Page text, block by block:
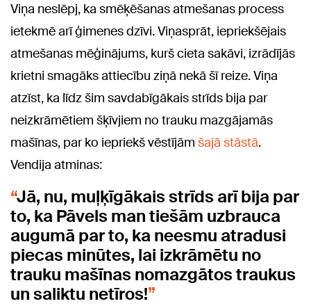
Viņa neslēpj, ka smēķēšanas atmešanas process
ietekmē arī ģimenes dzīvi. Viņasprāt, iepriekšējais
atmešanas mēģinājums, kurš cieta sakāvi, izrādījās
krietni smagāks attiecību ziņā nekā šī reize. Viņa
atzīst, ka līdz šim savdabīgākais strīds bija par
neizkrāmētiem šķīvjiem no trauku mazgājamās
mašīnas, par ko iepriekš vēstījām šajā stāstā.
Vendija atminas:
Jā, nu, muļķīgākais strīds arī bija par
to, ka Pāvels man tiešām uzbrauca
augumā par to, ka neesmu atradusi
piecas minūtes, lai izkrāmētu no
trauku mašīnas nomazgātos traukus
un saliktu netīros!